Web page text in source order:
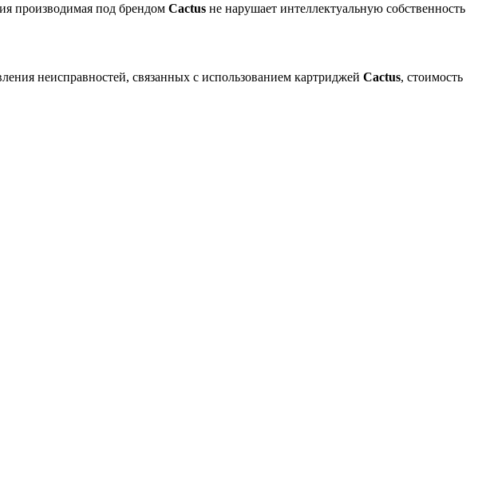
производимая под брендом Cactus не нарушает интеллектуальную собственность
неисправностей, связанных с использованием картриджей Cactus, стоимость